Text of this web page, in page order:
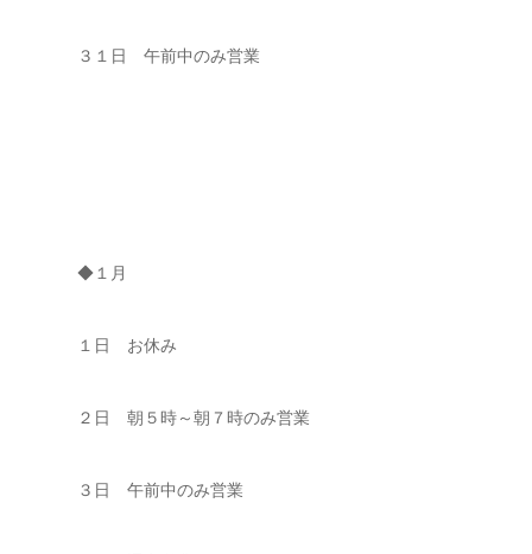
３１日 午前中のみ営業
◆１月
１日 お休み
２日 朝５時～朝７時のみ営業
３日 午前中のみ営業